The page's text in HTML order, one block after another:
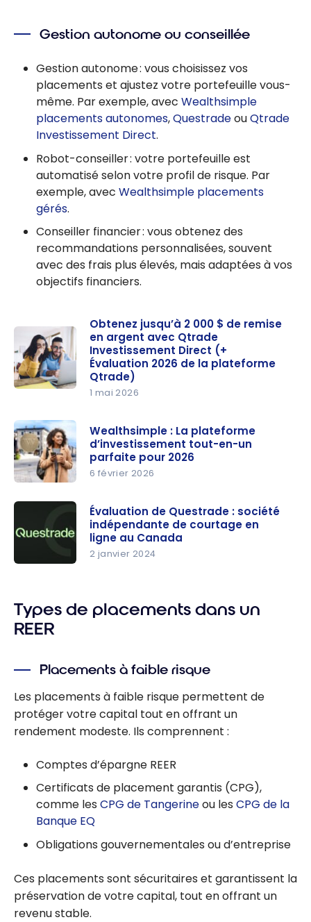
Gestion autonome ou conseillée
Gestion autonome : vous choisissez vos
placements et ajustez votre portefeuille vous-
même. Par exemple, avec Wealthsimple
placements autonomes,QuestradeouQtrade
Investissement Direct.
Robot-conseiller : votre portefeuille est
automatisé selon votre profil de risque. Par
exemple, avec Wealthsimple placements
gérés.
Conseiller financier : vous obtenez des
recommandations personnalisées, souvent
avec des frais plus élevés, mais adaptées à vos
objectifs financiers.
2 000 $ de
remise en
argent
avec
Qtrade
ment
plateform
e Qtrade)
Obtenez jusqu’à 2 000 $ de remise
en argent avec Qtrade
Investissement Direct (+
Évaluation 2026 de la plateforme
Qtrade)
1 mai 2026
ple : La
plateform
d’investisse
parfaite
pour 2026
Wealthsimple : La plateforme
d’investissement tout-en-un
parfaite pour 2026
6 février 2026
Questrade
: société
courtage
en ligne au
Canada
Évaluation de Questrade : société
indépendante de courtage en
ligne au Canada
2 janvier 2024
Types de placements dans un
REER
Placements à faible risque
Les placements à faible risque permettent de
protéger votre capital tout en offrant un
rendement modeste. Ils comprennent :
Comptes d’épargne REER
Certificats de placement garantis (CPG),
comme les CPG de Tangerineou les CPG de la
Banque EQ
Obligations gouvernementales ou d’entreprise
Ces placements sont sécuritaires et garantissent la
préservation de votre capital, tout en offrant un
revenu stable.